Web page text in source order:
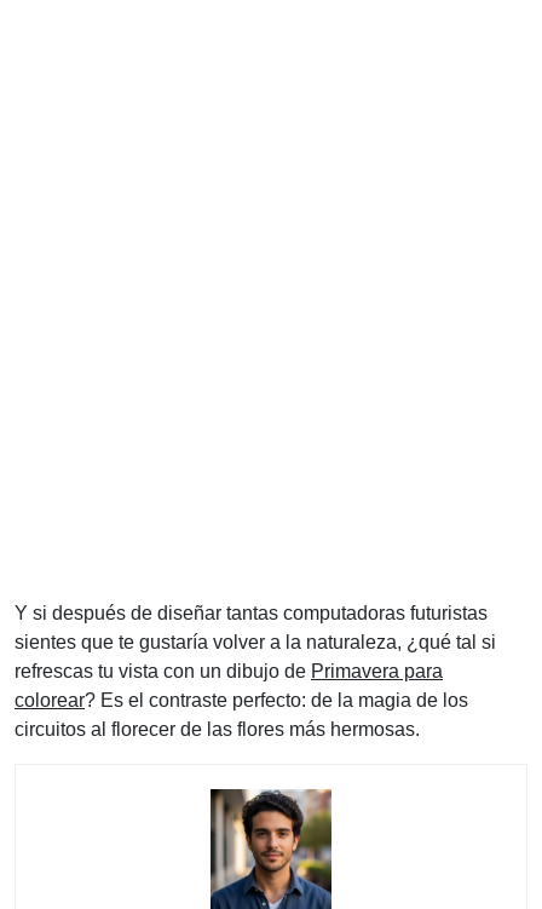
Y si después de diseñar tantas computadoras futuristas
sientes que te gustaría volver a la naturaleza, ¿qué tal si
refrescas tu vista con un dibujo de Primavera para
colorear? Es el contraste perfecto: de la magia de los
circuitos al florecer de las flores más hermosas.